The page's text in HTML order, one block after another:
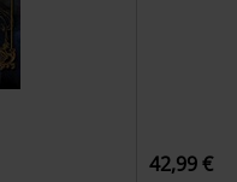
42,99 €